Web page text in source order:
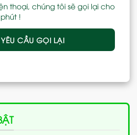
thoại, chúng tôi sẽ gọi lại cho
!
YÊU CẦU GỌI LẠI